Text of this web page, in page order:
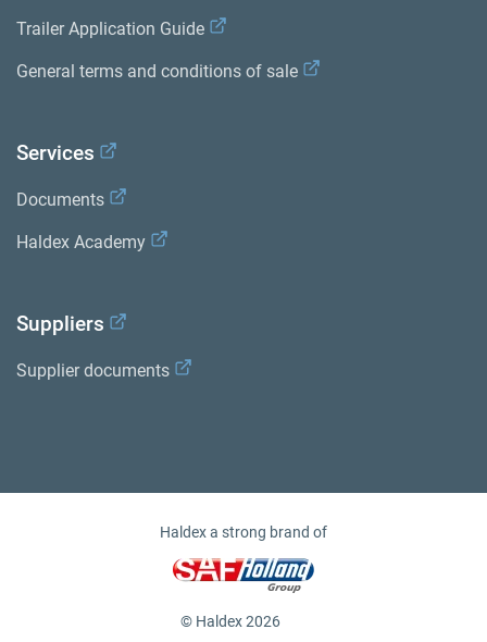
Trailer Application Guide
General terms and conditions of sale
Services
Documents
Haldex Academy
Suppliers
Supplier documents
Haldex a strong brand of
© Haldex 2026